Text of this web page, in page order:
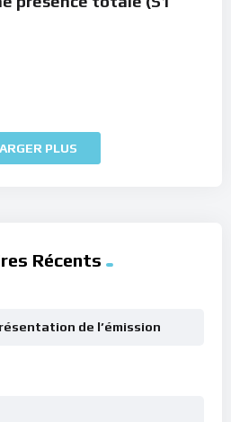
PLUS
Récents
de l’émission